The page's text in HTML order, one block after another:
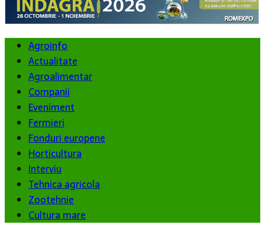
Agroinfo
Actualitate
Agroalimentar
Companii
Eveniment
Fermieri
Fonduri europene
Horticultura
Interviu
Tehnica agricola
Zootehnie
Cultura mare